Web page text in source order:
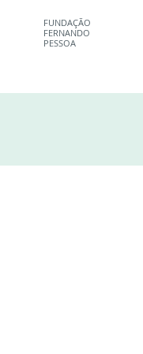
FUNDAÇÃO
FERNANDO
PESSOA